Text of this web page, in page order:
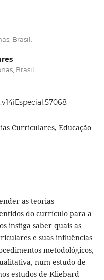
Brasil.
Brasil.
Curriculares, Educação
as teorias
do currículo para a
instiga saber quais as
e suas influências
metodológicos,
num estudo de
estudos de Kliebard